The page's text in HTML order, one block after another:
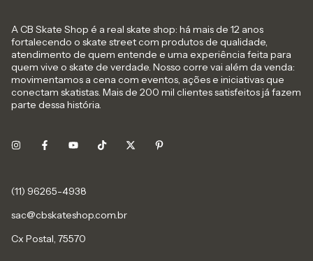
A CB Skate Shop é a real skate shop: há mais de 12 anos
fortalecendo o skate street com produtos de qualidade,
atendimento de quem entende e uma experiência feita para
quem vive o skate de verdade. Nosso corre vai além da venda:
movimentamos a cena com eventos, ações e iniciativas que
conectam skatistas. Mais de 200 mil clientes satisfeitos já fazem
parte dessa história.
sac@cbskateshop.com.br
Cx Postal, 75570